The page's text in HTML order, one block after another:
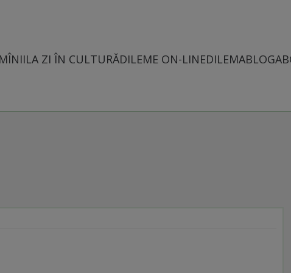
LA ZI ÎN CULTURĂDILEME ON-LINEDILEMABLOG